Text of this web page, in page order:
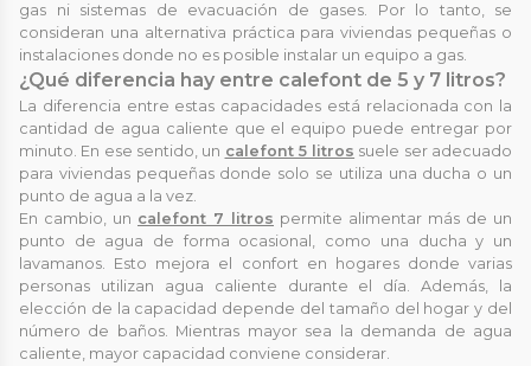
gas ni sistemas de evacuación de gases. Por lo tanto, se
consideran una alternativa práctica para viviendas pequeñas o
instalaciones donde no es posible instalar un equipo a gas.
¿Qué diferencia hay entre calefont de 5 y 7 litros?
La diferencia entre estas capacidades está relacionada con la
cantidad de agua caliente que el equipo puede entregar por
minuto. En ese sentido, un calefont 5 litros suele ser adecuado
para viviendas pequeñas donde solo se utiliza una ducha o un
punto de agua a la vez.
En cambio, un calefont 7 litros permite alimentar más de un
punto de agua de forma ocasional, como una ducha y un
lavamanos. Esto mejora el confort en hogares donde varias
personas utilizan agua caliente durante el día. Además, la
elección de la capacidad depende del tamaño del hogar y del
número de baños. Mientras mayor sea la demanda de agua
caliente, mayor capacidad conviene considerar.